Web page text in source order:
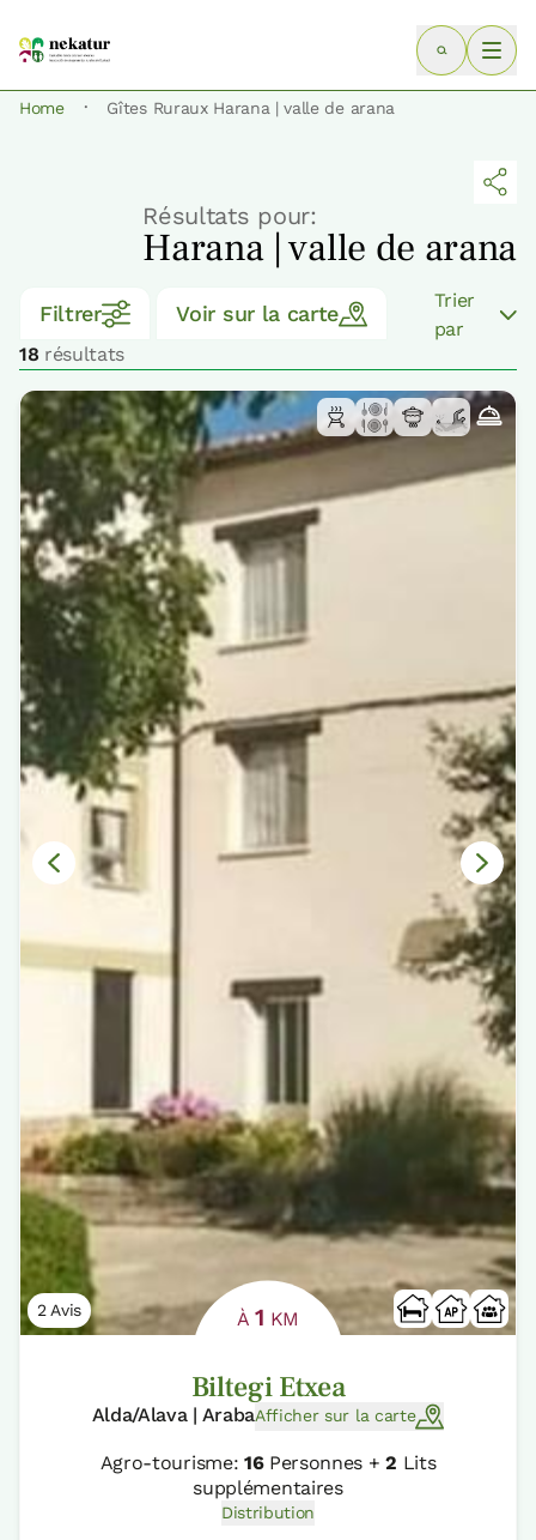
Home · Gîtes Ruraux Harana | valle de arana
Résultats pour:
Harana | valle de arana
Filtrer Voir sur la carte
18 résultats
Trier
par
2 Avis À1 KM
Biltegi Etxea
Alda/Alava | ArabaAfficher sur la carte
Agro-tourisme: 16Personnes +2 Lits
supplémentaires
Distribution